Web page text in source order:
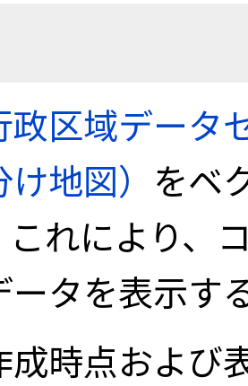
政区域データ
け地図） をベ
これにより、
ータを表示す
成時点および